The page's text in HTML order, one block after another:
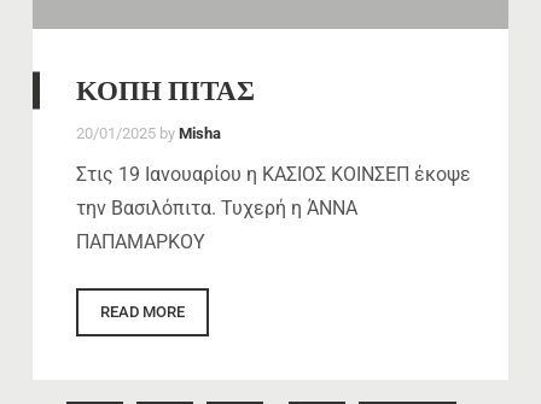
ΚΟΠΗ ΠΙΤΑΣ
20/01/2025 by Misha
Στις 19 Ιανουαρίου η ΚΑΣΙΟΣ ΚΟΙΝΣΕΠ έκοψε
την Βασιλόπιτα. Τυχερή η ΆΝΝΑ
ΠΑΠΑΜΑΡΚΟΥ
READ MORE